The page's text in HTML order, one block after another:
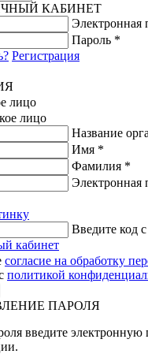
КАБИНЕТ
Электронная
Пароль *
Регистрация
лицо
лицо
Название
Имя *
Фамилия *
Электронная
Введите код
кабинет
согласие на обработку
политикой
ПАРОЛЯ
введите электронную